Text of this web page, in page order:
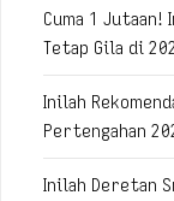
Cuma 1 Jutaan!
Tetap Gila di
Inilah
Pertengahan
Inilah Deretan